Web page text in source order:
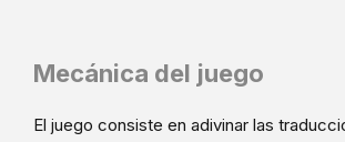
Mecánica del juego
El juego consiste en adivinar las